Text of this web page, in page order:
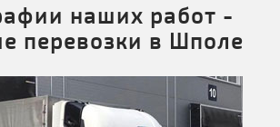
наших работ -
перевозки в Шполе